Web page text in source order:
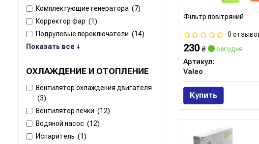
Комплектующие генератора (7)
Корректор фар (1)
Подрулевые переключатели (14)
Показать все ↓
ОХЛАЖДЕНИЕ И ОТОПЛЕНИЕ
Вентилятор охлаждения двигателя
(3)
Вентилятор печки (12)
Водяной насос (12)
Испаритель (1)
Фільтр повітряний
0
230 ₴
сегодня
Артикул:
Valeo
Купить